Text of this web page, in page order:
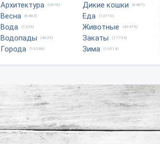
Архитектура (2816)
Весна (6483)
Вода (1335)
Водопады (4625)
Города (15298)
Дикие кошки (6487)
Еда (13710)
Животные (49479)
Закаты (17754)
Зима (13514)